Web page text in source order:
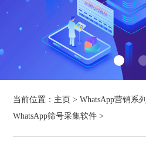
当前位置： 主页 >WhatsApp营销系列
WhatsApp筛号采集软件 >